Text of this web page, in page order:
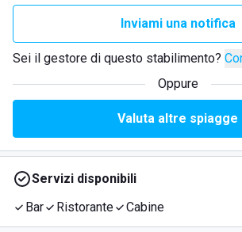
Inviami una notifica
Sei il gestore di questo stabilimento?
Oppure
Valuta altre spiagge
Servizi disponibili
Bar
Ristorante Cabine